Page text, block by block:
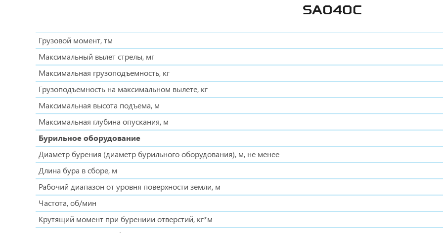
SA040C
Грузовой момент, тм
Максимальный вылет стрелы, мг
Максимальная грузоподъемность, кг
Грузоподъемность на максимальном вылете, кг
Максимальная высота подъема, м
Максимальная глубина опускания, м
Бурильное оборудование
Диаметр бурения (диаметр бурильного оборудования), м, не менее
Длина бура в сборе, м
Рабочий диапазон от уровня поверхности земли, м
Частота, об/мин
Крутящий момент при бурениии отверстий, кг*м